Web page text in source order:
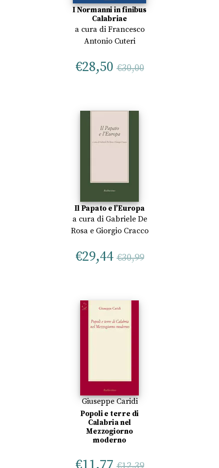
I Normanni in finibus
Calabriae
a cura di Francesco
Antonio Cuteri
€28,50 €30,00
Il Papato e l’Europa
a cura di Gabriele De
Rosae Giorgio Cracco
€29,44 €30,99
Giuseppe Caridi
Popoli e terre di
Calabria nel
Mezzogiorno
moderno